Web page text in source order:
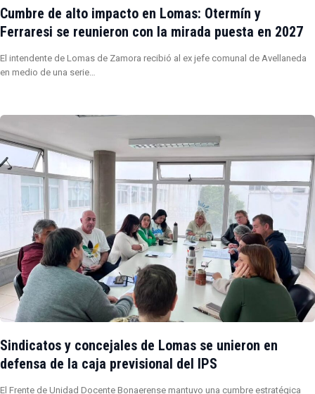
Cumbre de alto impacto en Lomas: Otermín y
Ferraresi se reunieron con la mirada puesta en 2027
El intendente de Lomas de Zamora recibió al ex jefe comunal de Avellaneda
en medio de una serie…
Sindicatos y concejales de Lomas se unieron en
defensa de la caja previsional del IPS
El Frente de Unidad Docente Bonaerense mantuvo una cumbre estratégica